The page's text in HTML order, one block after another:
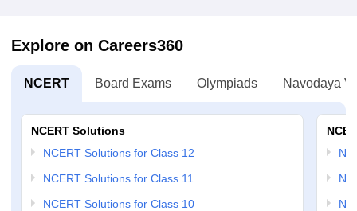
Explore on Careers360
NCERT Board Exams Olympiads Navodaya
NCERT Solutions
NCERT Solutions for Class 12
NCERT Solutions for Class 11
NCERT Solutions for Class 10